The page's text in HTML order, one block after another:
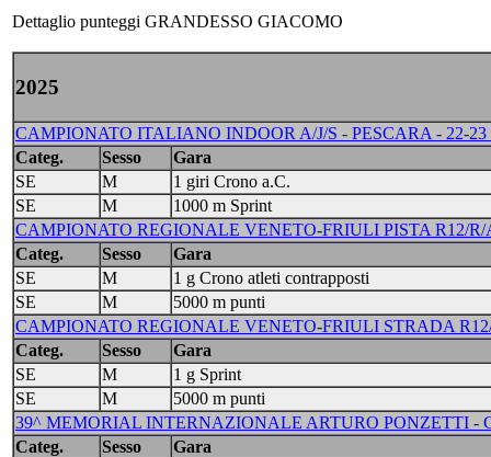
Dettaglio punteggi GRANDESSO GIACOMO
2025
CAMPIONATO ITALIANO INDOOR A/J/S - PESCARA - 22-
Categ.
Sesso
Gara
SE
M
1 giri Crono a.C.
SE
M
1000 m Sprint
CAMPIONATO REGIONALE VENETO-FRIULI PISTA R12/
Categ.
Sesso
Gara
SE
M
1 g Crono atleti contrapposti
SE
M
5000 m punti
CAMPIONATO REGIONALE VENETO-FRIULI STRADA
Categ.
Sesso
Gara
SE
M
1 g Sprint
SE
M
5000 m punti
39^ MEMORIAL INTERNAZIONALE ARTURO PONZETTI -
Categ.
Sesso
Gara